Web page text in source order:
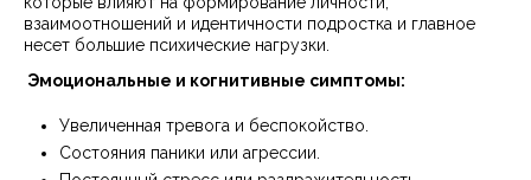
взаимоотношений и идентичности подростка и главное
несет большие психические нагрузки.
Эмоциональные и когнитивные симптомы:
Увеличенная тревога и беспокойство.
Состояния паники или агрессии.